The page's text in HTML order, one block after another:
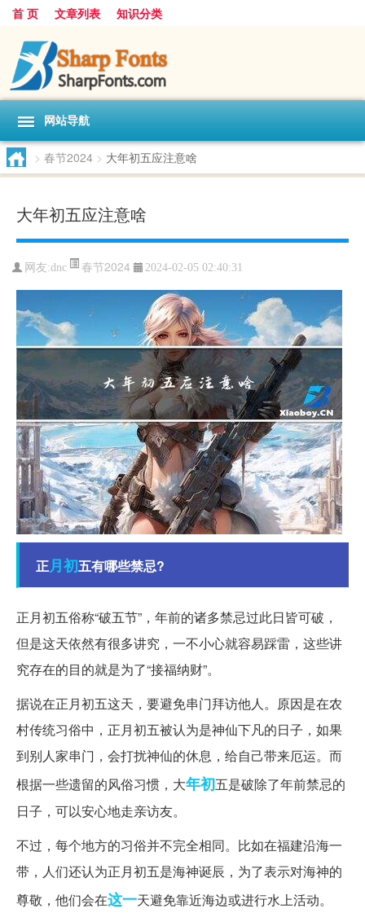
首 页 文章列表 知识分类
网站导航
> 春节2024 > 大年初五应注意啥
大年初五应注意啥
网友:dnc 春节2024 2024-02-05 02:40:31
正月初五有哪些禁忌?
正月初五俗称“破五节”，年前的诸多禁忌过此日皆可破，
但是这天依然有很多讲究，一不小心就容易踩雷，这些讲
究存在的目的就是为了“接福纳财”。
据说在正月初五这天，要避免串门拜访他人。原因是在农
村传统习俗中，正月初五被认为是神仙下凡的日子，如果
到别人家串门，会打扰神仙的休息，给自己带来厄运。而
根据一些遗留的风俗习惯，大年初五是破除了年前禁忌的
日子，可以安心地走亲访友。
不过，每个地方的习俗并不完全相同。比如在福建沿海一
带，人们还认为正月初五是海神诞辰，为了表示对海神的
尊敬，他们会在这一天避免靠近海边或进行水上活动。